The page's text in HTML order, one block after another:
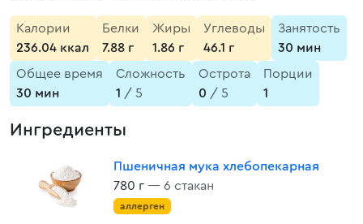
Калории
236.04 ккал
Белки
7.88 г
Жиры
1.86 г
Углеводы
46.1 г
Занятость
30 мин
Общее время
30 мин
Сложность
1 / 5
Острота
0 / 5
Порции
1
Ингредиенты
Пшеничная мука хлебопекарная
780 г — 6 стакан
аллерген